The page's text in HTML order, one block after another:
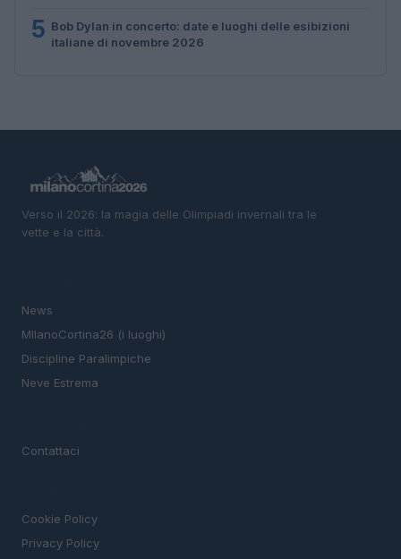
5 Bob Dylan in concerto: date e luoghi delle esibizioni
italiane di novembre 2026
Verso il 2026: la magia delle Olimpiadi invernali tra le
vette e la città.
News
MIlanoCortina26 (i luoghi)
Discipline Paralimpiche
Neve Estrema
Contattaci
Cookie Policy
Privacy Policy